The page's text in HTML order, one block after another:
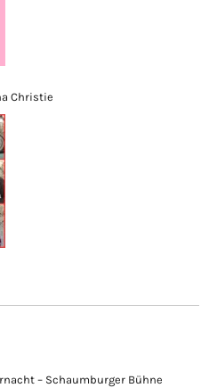
Christie
– Schaumburger Bühne